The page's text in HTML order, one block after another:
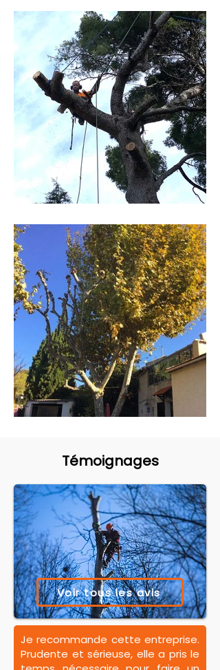
Témoignages
Voir tous les avis
Je recommande cette entreprise.
Prudente et sérieuse, elle a pris le